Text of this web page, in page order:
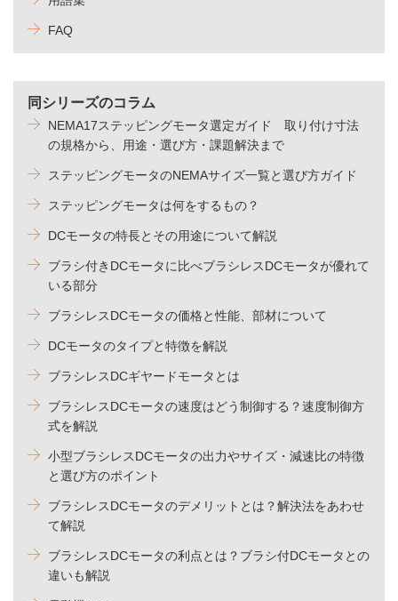
FAQ
同シリーズのコラム
NEMA17ステッピングモータ選定ガイド 取り付け寸法
の規格から、用途・選び方・課題解決まで
ステッピングモータのNEMAサイズ一覧と選び方ガイド
ステッピングモータは何をするもの？
DCモータの特長とその用途について解説
ブラシ付きDCモータに比べブラシレスDCモータが優れて
いる部分
ブラシレスDCモータの価格と性能、部材について
DCモータのタイプと特徴を解説
ブラシレスDCギヤードモータとは
ブラシレスDCモータの速度はどう制御する？速度制御方
式を解説
小型ブラシレスDCモータの出力やサイズ・減速比の特徴
と選び方のポイント
ブラシレスDCモータのデメリットとは？解決法をあわせ
て解説
ブラシレスDCモータの利点とは？ブラシ付DCモータとの
違いも解説